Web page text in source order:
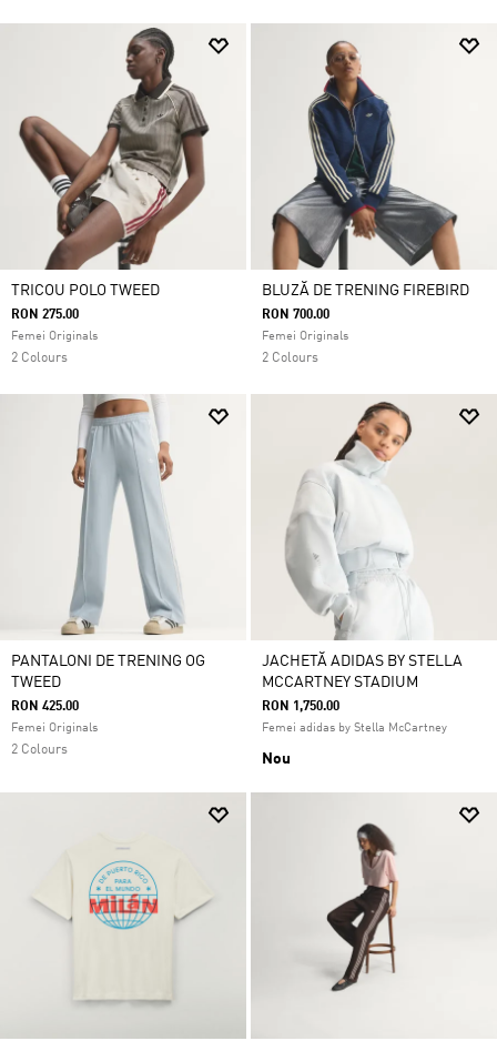
TRICOU POLO TWEED
RON 275.00
Femei Originals
2 Colours
BLUZĂ DE TRENING FIREBIRD
RON 700.00
Femei Originals
2 Colours
PANTALONI DE TRENING OG
TWEED
RON 425.00
Femei Originals
2 Colours
JACHETĂ ADIDAS BY STELLA
MCCARTNEY STADIUM
RON 1,750.00
Femei adidas by Stella McCartney
Nou